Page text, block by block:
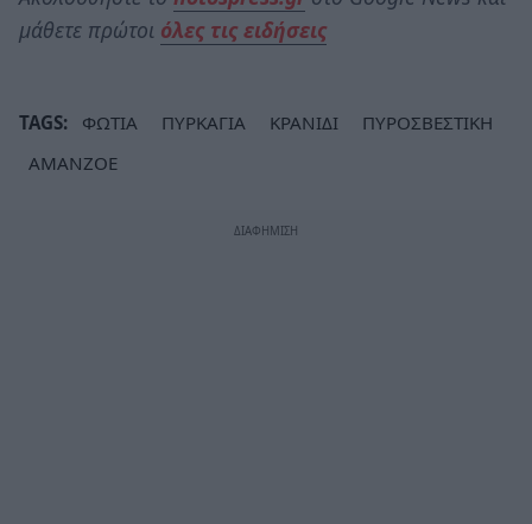
μάθετε πρώτοι όλες τις ειδήσεις
TAGS: ΦΩΤΙΑ ΠΥΡΚΑΓΙΑ ΚΡΑΝΙΔΙ
ΠΥΡΟΣΒΕΣΤΙΚΗ
AMANZOE